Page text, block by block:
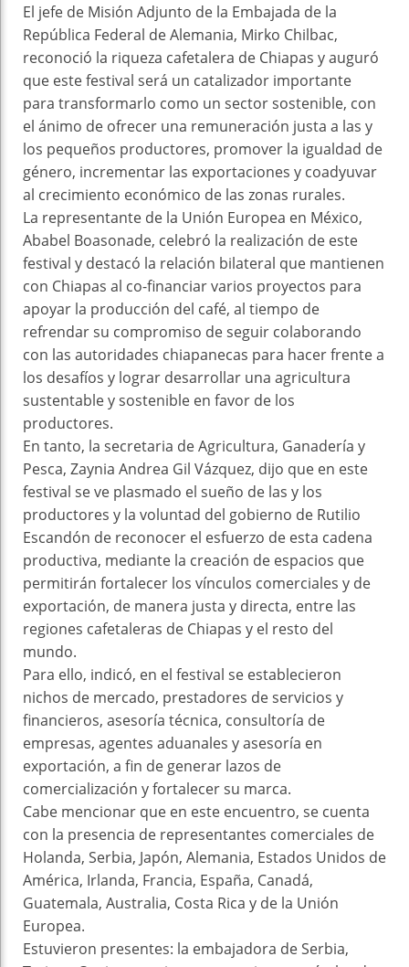
El jefe de Misión Adjunto de la Embajada de la
República Federal de Alemania, Mirko Chilbac,
reconoció la riqueza cafetalera de Chiapas y auguró
que este festival será un catalizador importante
para transformarlo como un sector sostenible, con
el ánimo de ofrecer una remuneración justa a las y
los pequeños productores, promover la igualdad de
género, incrementar las exportaciones y coadyuvar
al crecimiento económico de las zonas rurales.
La representante de la Unión Europea en México,
Ababel Boasonade, celebró la realización de este
festival y destacó la relación bilateral que mantienen
con Chiapas al co-financiar varios proyectos para
apoyar la producción del café, al tiempo de
refrendar su compromiso de seguir colaborando
con las autoridades chiapanecas para hacer frente a
los desafíos y lograr desarrollar una agricultura
sustentable y sostenible en favor de los
productores.
En tanto, la secretaria de Agricultura, Ganadería y
Pesca, Zaynia Andrea Gil Vázquez, dijo que en este
festival se ve plasmado el sueño de las y los
productores y la voluntad del gobierno de Rutilio
Escandón de reconocer el esfuerzo de esta cadena
productiva, mediante la creación de espacios que
permitirán fortalecer los vínculos comerciales y de
exportación, de manera justa y directa, entre las
regiones cafetaleras de Chiapas y el resto del
mundo.
Para ello, indicó, en el festival se establecieron
nichos de mercado, prestadores de servicios y
financieros, asesoría técnica, consultoría de
empresas, agentes aduanales y asesoría en
exportación, a fin de generar lazos de
comercialización y fortalecer su marca.
Cabe mencionar que en este encuentro, se cuenta
con la presencia de representantes comerciales de
Holanda, Serbia, Japón, Alemania, Estados Unidos de
América, Irlanda, Francia, España, Canadá,
Guatemala, Australia, Costa Rica y de la Unión
Europea.
Estuvieron presentes: la embajadora de Serbia,